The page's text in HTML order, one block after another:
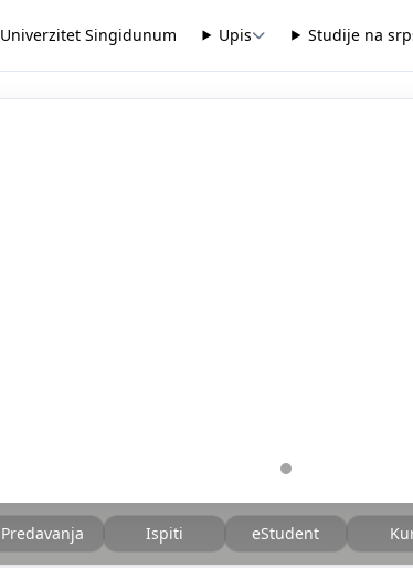
Univerzitet Singidunum Upis Studije na
Predavanja Ispiti eStudent